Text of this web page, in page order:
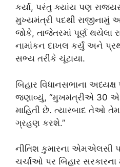
કર્યા, પરંતુ ક્યાંય પણ
મુખ્યમંત્રી પદથી રાજીનામું
જોકે, તાજેતરમાં પૂર્ણ થયેલા
નામાંકન દાખલ કર્યું અને
સભ્ય તરીકે ચૂંટાયા.
બિહાર વિધાનસભાના
જણાવ્યું, “મુખમંત્રીએ 30
માહિતી છે. ત્યારબાદ તેઓ
ગ્રહણ કરશે.”
નીતિશ કુમારના એમએલસી
ચર્ચાઓ પર બિહાર